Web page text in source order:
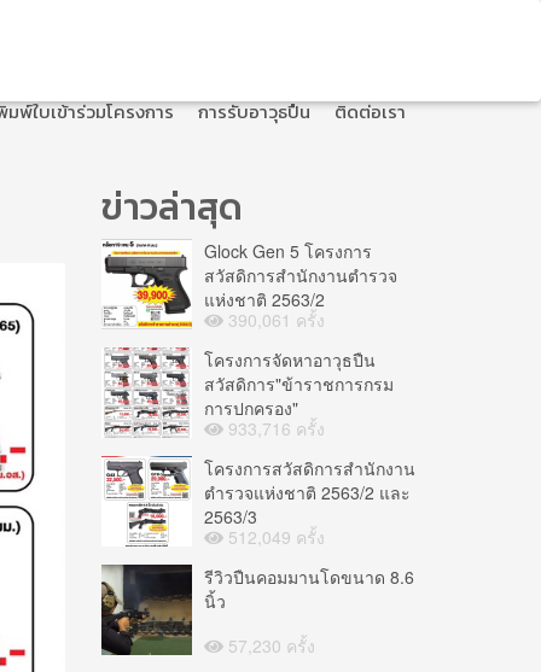
มพ์ใบเข้าร่วมโครงการ การรับอาวุธปืน ติดต่อเรา
ข่าวล่าสุด
Glock Gen 5 โครงการ
สวัสดิการสำนักงานตำรวจ
แห่งชาติ 2563/2
390,061 ครั้ง
โครงการจัดหาอาวุธปืน
สวัสดิการ"ข้าราชการกรม
การปกครอง"
933,716 ครั้ง
โครงการสวัสดิการสำนักงาน
ตำรวจแห่งชาติ 2563/2 และ
2563/3
512,049 ครั้ง
รีวิวปืนคอมมานโดขนาด 8.6
นิ้ว
57,230 ครั้ง